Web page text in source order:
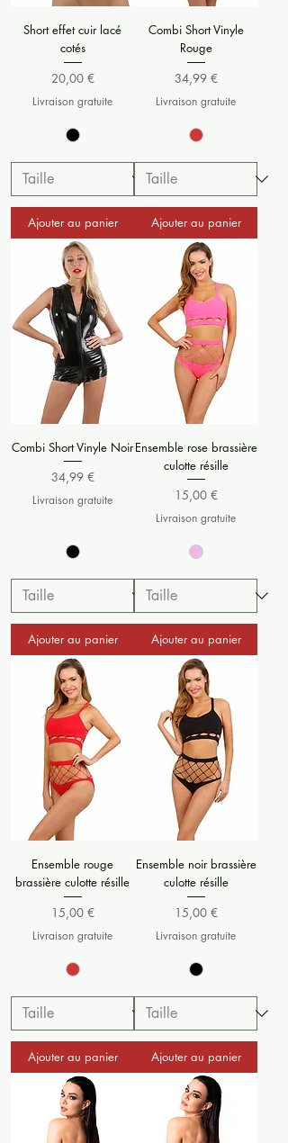
Short effet cuir lacé
cotés
Prix
20,00 €
Livraison gratuite
Ajouter au panier
Combi Short Vinyle
Rouge
Prix
34,99 €
Livraison gratuite
Ajouter au panier
Combi Short Vinyle Noir
Prix
34,99 €
Livraison gratuite
Ajouter au panier
Ensemble rose brassière
culotte résille
Prix
15,00 €
Livraison gratuite
Ajouter au panier
Ensemble rouge
brassière culotte résille
Prix
15,00 €
Livraison gratuite
Ajouter au panier
Ensemble noir brassière
culotte résille
Prix
15,00 €
Livraison gratuite
Ajouter au panier